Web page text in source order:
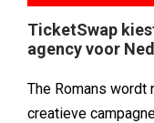
TicketSwap
agency voor
The Romans wordt
creatieve